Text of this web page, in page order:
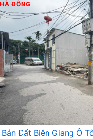
HÀ ĐÔNG
Bán Đất Biên Giang Ô